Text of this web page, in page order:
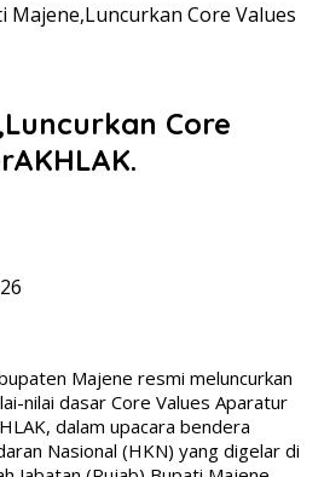
Majene,Luncurkan Core Values
Core
Majene resmi meluncurkan
nilai dasar Core Values Aparatur
dalam upacara bendera
Nasional (HKN) yang digelar di